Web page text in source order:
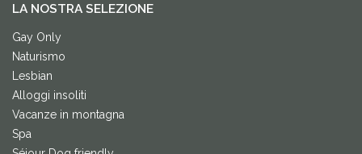
LA NOSTRA SELEZIONE
Gay Only
Naturismo
Lesbian
Alloggi insoliti
Vacanze in montagna
Spa